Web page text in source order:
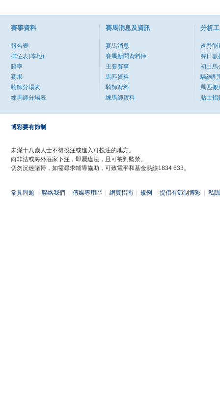
賽事資料
報名表
排位表(本地)
賠率
賽果
騎師分場表
練馬師分場表
賽馬消息及資訊
賽馬消息
賽馬新聞資料庫
主要賽事
馬匹資料
騎師資料
練馬師資料
分析
速勢能
賽日數
初出馬
騎練配
馬匹搬
貼士指
博彩要有節制
未滿十八歲人士不得投注或進入可投注的地方。
向非法或海外莊家下注，即屬違法，且可被判監禁。
切勿沉迷賭博，如需尋求輔導協助，可致電平和基金熱線1834 633。
常見問題 聯絡我們 傳媒專用區 網頁指南 規例 提倡有節制博彩 私